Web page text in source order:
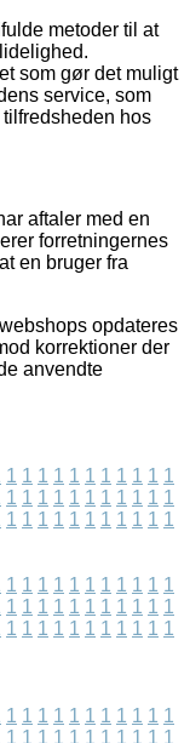
metoder til at
som gør det muligt
service, som
hos
aftaler med en
forretningernes
en bruger fra
opdateres
korrektioner der
anvendte
1 1 1 1 1 1 1 1 1 1 1
1 1 1 1 1 1 1 1 1 1 1
1 1 1 1 1 1 1 1 1 1 1
1 1 1 1 1 1 1 1 1 1 1
1 1 1 1 1 1 1 1 1 1 1
1 1 1 1 1 1 1 1 1 1 1
1 1 1 1 1 1 1 1 1 1 1
1 1 1 1 1 1 1 1 1 1 1